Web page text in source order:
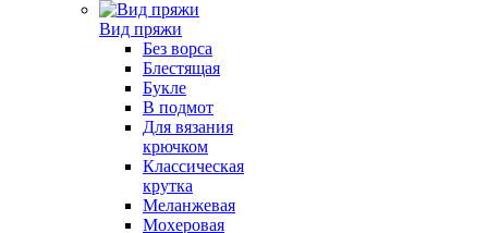
Вид пряжи
Без ворса
Блестящая
Букле
В подмот
Для вязания
крючком
Классическая
крутка
Меланжевая
Мохеровая